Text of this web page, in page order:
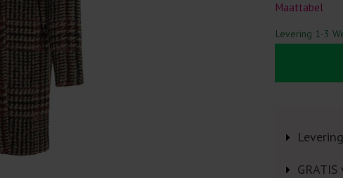
Maattabel
Levering 1-3